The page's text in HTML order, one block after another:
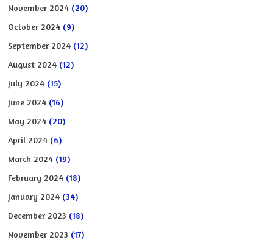
November 2024 (20)
October 2024 (9)
September 2024 (12)
August 2024 (12)
July 2024 (15)
June 2024 (16)
May 2024 (20)
April 2024 (6)
March 2024 (19)
February 2024 (18)
January 2024 (34)
December 2023 (18)
November 2023 (17)